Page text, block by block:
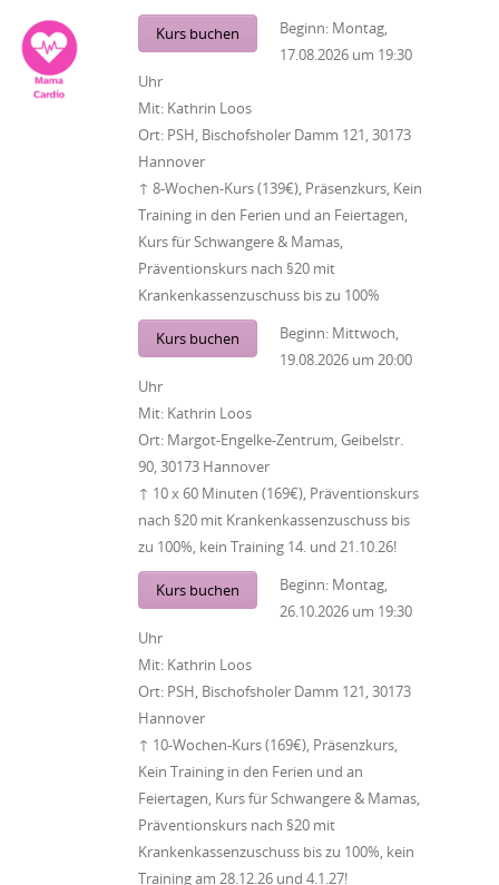
Kurs buchen Beginn: Montag,
17.08.2026 um 19:30
Uhr
Mit: Kathrin Loos
Ort: PSH, Bischofsholer Damm 121, 30173
Hannover
↑ 8-Wochen-Kurs (139€), Präsenzkurs, Kein
Training in den Ferien und an Feiertagen,
Kurs für Schwangere & Mamas,
Präventionskurs nach §20 mit
Krankenkassenzuschuss bis zu 100%
Kurs buchen Beginn: Mittwoch,
19.08.2026 um 20:00
Uhr
Mit: Kathrin Loos
Ort: Margot-Engelke-Zentrum, Geibelstr.
90, 30173 Hannover
↑ 10 x 60 Minuten (169€), Präventionskurs
nach §20 mit Krankenkassenzuschuss bis
zu 100%, kein Training 14. und 21.10.26!
Kurs buchen Beginn: Montag,
26.10.2026 um 19:30
Uhr
Mit: Kathrin Loos
Ort: PSH, Bischofsholer Damm 121, 30173
Hannover
↑ 10-Wochen-Kurs (169€), Präsenzkurs,
Kein Training in den Ferien und an
Feiertagen, Kurs für Schwangere & Mamas,
Präventionskurs nach §20 mit
Krankenkassenzuschuss bis zu 100%, kein
Training am 28.12.26 und 4.1.27!